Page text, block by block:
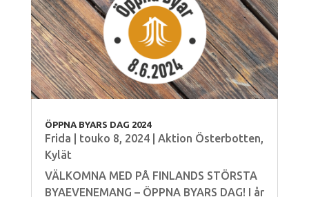
ÖPPNA BYARS DAG 2024
Frida touko 8, 2024| Aktion Österbotten,
Kylät
VÄLKOMNA MED PÅ FINLANDS STÖRSTA
BYAEVENEMANG – ÖPPNA BYARS DAG! I år